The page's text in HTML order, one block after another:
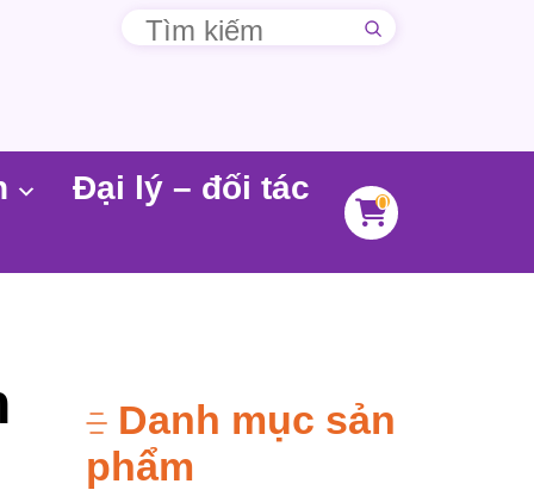
Đại lý – đối tác
0
Danh mục sản
phẩm